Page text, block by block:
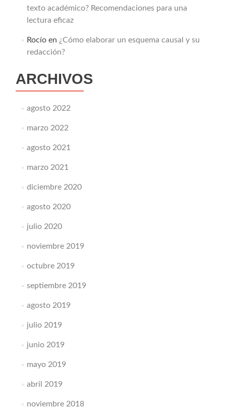
texto académico? Recomendaciones para una
lectura eficaz
Rocíoen ¿Cómo elaborar un esquema causal y su
redacción?
ARCHIVOS
agosto 2022
marzo 2022
agosto 2021
marzo 2021
diciembre 2020
agosto 2020
julio 2020
noviembre 2019
octubre 2019
septiembre 2019
agosto 2019
julio 2019
junio 2019
mayo 2019
abril 2019
noviembre 2018